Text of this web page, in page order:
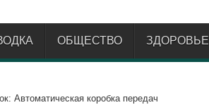
ОБЩЕСТВО ЗДОРОВЬЕ
Автоматическая коробка передач